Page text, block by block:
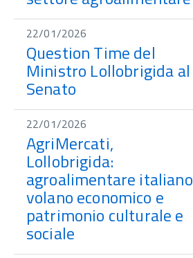
22/01/2026
Question Time del
Ministro Lollobrigida al
Senato
22/01/2026
AgriMercati,
Lollobrigida:
agroalimentare italiano
volano economico e
patrimonio culturale e
sociale